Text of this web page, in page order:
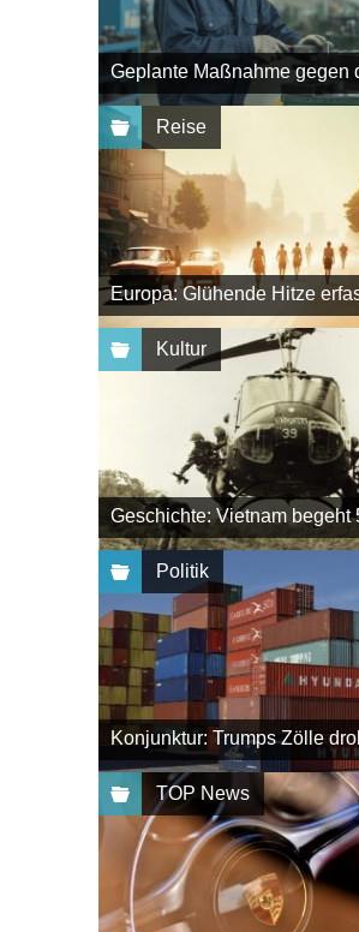
Geplante Maßnahme gegen
Reise
Europa: Glühende Hitze
Kultur
Geschichte: Vietnam begeht
Politik
Konjunktur: Trumps Zölle
TOP News